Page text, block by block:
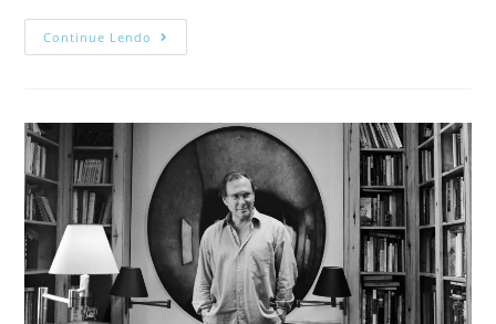
Continue Lendo